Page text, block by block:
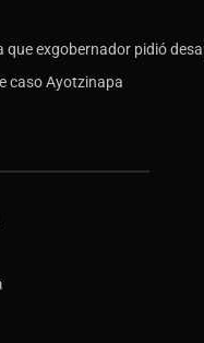
que exgobernador pidió
caso Ayotzinapa